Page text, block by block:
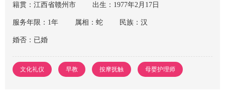
籍贯：江西省赣州市 出生：1977年2月17日
服务年限：1年 属相：蛇 民族：汉
婚否：已婚
文化礼仪 早教 按摩抚触 母婴护理师